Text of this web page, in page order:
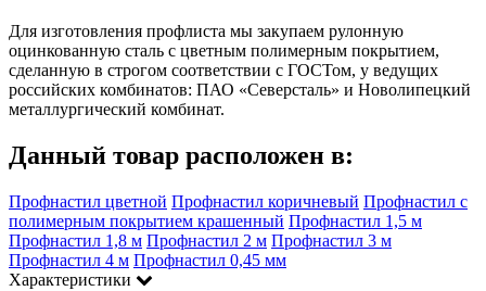
Для изготовления профлиста мы закупаем рулонную
оцинкованную сталь с цветным полимерным покрытием,
сделанную в строгом соответствии с ГОСТом, у ведущих
российских комбинатов: ПАО «Северсталь» и Новолипецкий
металлургический комбинат.
Данный товар расположен в:
Профнастил цветной Профнастил коричневый Профнастил с
полимерным покрытием крашенный Профнастил 1,5 м
Профнастил 1,8 м Профнастил 2 м Профнастил 3 м
Профнастил 4 м Профнастил 0,45 мм
Характеристики